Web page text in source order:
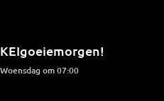
KEIgoeiemorgen!
woensdag om 07:00